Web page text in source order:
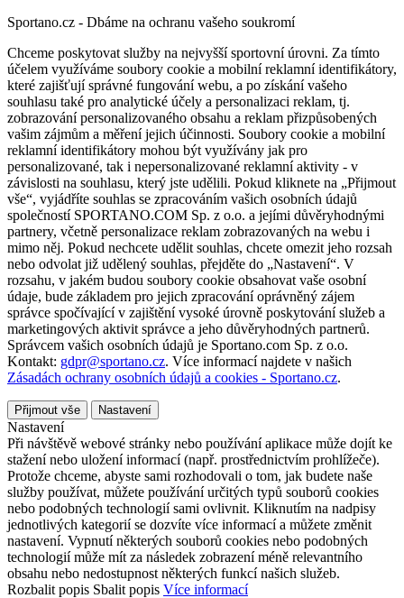
Sportano.cz - Dbáme na ochranu vašeho soukromí
Chceme poskytovat služby na nejvyšší sportovní úrovni. Za tímto
účelem využíváme soubory cookie a mobilní reklamní identifikátory,
které zajišťují správné fungování webu, a po získání vašeho
souhlasu také pro analytické účely a personalizaci reklam, tj.
zobrazování personalizovaného obsahu a reklam přizpůsobených
vašim zájmům a měření jejich účinnosti. Soubory cookie a mobilní
reklamní identifikátory mohou být využívány jak pro
personalizované, tak i nepersonalizované reklamní aktivity - v
závislosti na souhlasu, který jste udělili. Pokud kliknete na „Přijmout
vše“, vyjádříte souhlas se zpracováním vašich osobních údajů
společností SPORTANO.COM Sp. z o.o. a jejími důvěryhodnými
partnery, včetně personalizace reklam zobrazovaných na webu i
mimo něj. Pokud nechcete udělit souhlas, chcete omezit jeho rozsah
nebo odvolat již udělený souhlas, přejděte do „Nastavení“. V
rozsahu, v jakém budou soubory cookie obsahovat vaše osobní
údaje, bude základem pro jejich zpracování oprávněný zájem
správce spočívající v zajištění vysoké úrovně poskytování služeb a
marketingových aktivit správce a jeho důvěryhodných partnerů.
Správcem vašich osobních údajů je Sportano.com Sp. z o.o.
Kontakt: gdpr@sportano.cz. Více informací najdete v našich
Zásadách ochrany osobních údajů a cookies - Sportano.cz.
Přijmout vše Nastavení
Nastavení
Při návštěvě webové stránky nebo používání aplikace může dojít ke
stažení nebo uložení informací (např. prostřednictvím prohlížeče).
Protože chceme, abyste sami rozhodovali o tom, jak budete naše
služby používat, můžete používání určitých typů souborů cookies
nebo podobných technologií sami ovlivnit. Kliknutím na nadpisy
jednotlivých kategorií se dozvíte více informací a můžete změnit
nastavení. Vypnutí některých souborů cookies nebo podobných
technologií může mít za následek zobrazení méně relevantního
obsahu nebo nedostupnost některých funkcí našich služeb.
Rozbalit popis Sbalit popis Více informací